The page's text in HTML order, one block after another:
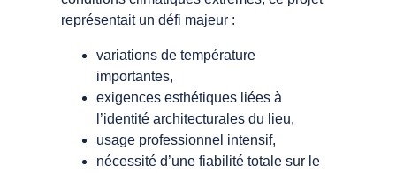
représentait un défi majeur :
variations de température
importantes,
exigences esthétiques liées à
l’identité architecturales du lieu,
usage professionnel intensif,
nécessité d’une fiabilité totale sur le